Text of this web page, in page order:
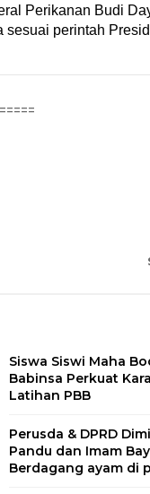
Perikanan Budi
sesuai perintah
Siswa Siswi Maha
Babinsa Perkuat
Latihan PBB
Perusda & DPRD
Pandu dan Imam
Berdagang ayam di